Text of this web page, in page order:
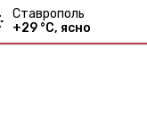
Ставрополь
+29 °С, ясно